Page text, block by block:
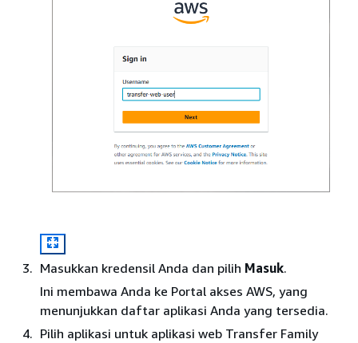
Masukkan kredensil Anda dan pilih Masuk.
Ini membawa Anda ke Portal akses AWS, yang
menunjukkan daftar aplikasi Anda yang tersedia.
Pilih aplikasi untuk aplikasi web Transfer Family